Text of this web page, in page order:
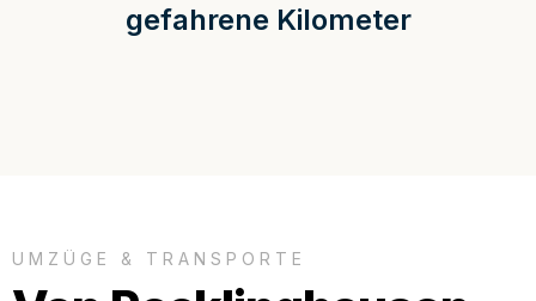
gefahrene Kilometer
UMZÜGE & TRANSPORTE